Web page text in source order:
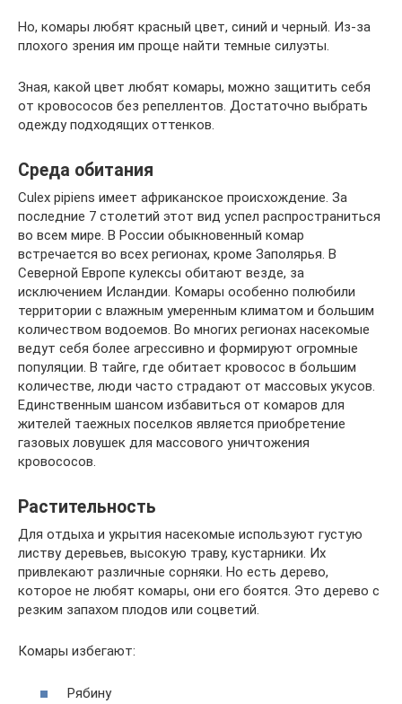
Но, комары любят красный цвет, синий и черный. Из-за
плохого зрения им проще найти темные силуэты.
Зная, какой цвет любят комары, можно защитить себя
от кровососов без репеллентов. Достаточно выбрать
одежду подходящих оттенков.
Среда обитания
Culex pipiens имеет африканское происхождение. За
последние 7 столетий этот вид успел распространиться
во всем мире. В России обыкновенный комар
встречается во всех регионах, кроме Заполярья. В
Северной Европе кулексы обитают везде, за
исключением Исландии. Комары особенно полюбили
территории с влажным умеренным климатом и большим
количеством водоемов. Во многих регионах насекомые
ведут себя более агрессивно и формируют огромные
популяции. В тайге, где обитает кровосос в большим
количестве, люди часто страдают от массовых укусов.
Единственным шансом избавиться от комаров для
жителей таежных поселков является приобретение
газовых ловушек для массового уничтожения
кровососов.
Растительность
Для отдыха и укрытия насекомые используют густую
листву деревьев, высокую траву, кустарники. Их
привлекают различные сорняки. Но есть дерево,
которое не любят комары, они его боятся. Это дерево с
резким запахом плодов или соцветий.
Комары избегают:
Рябину